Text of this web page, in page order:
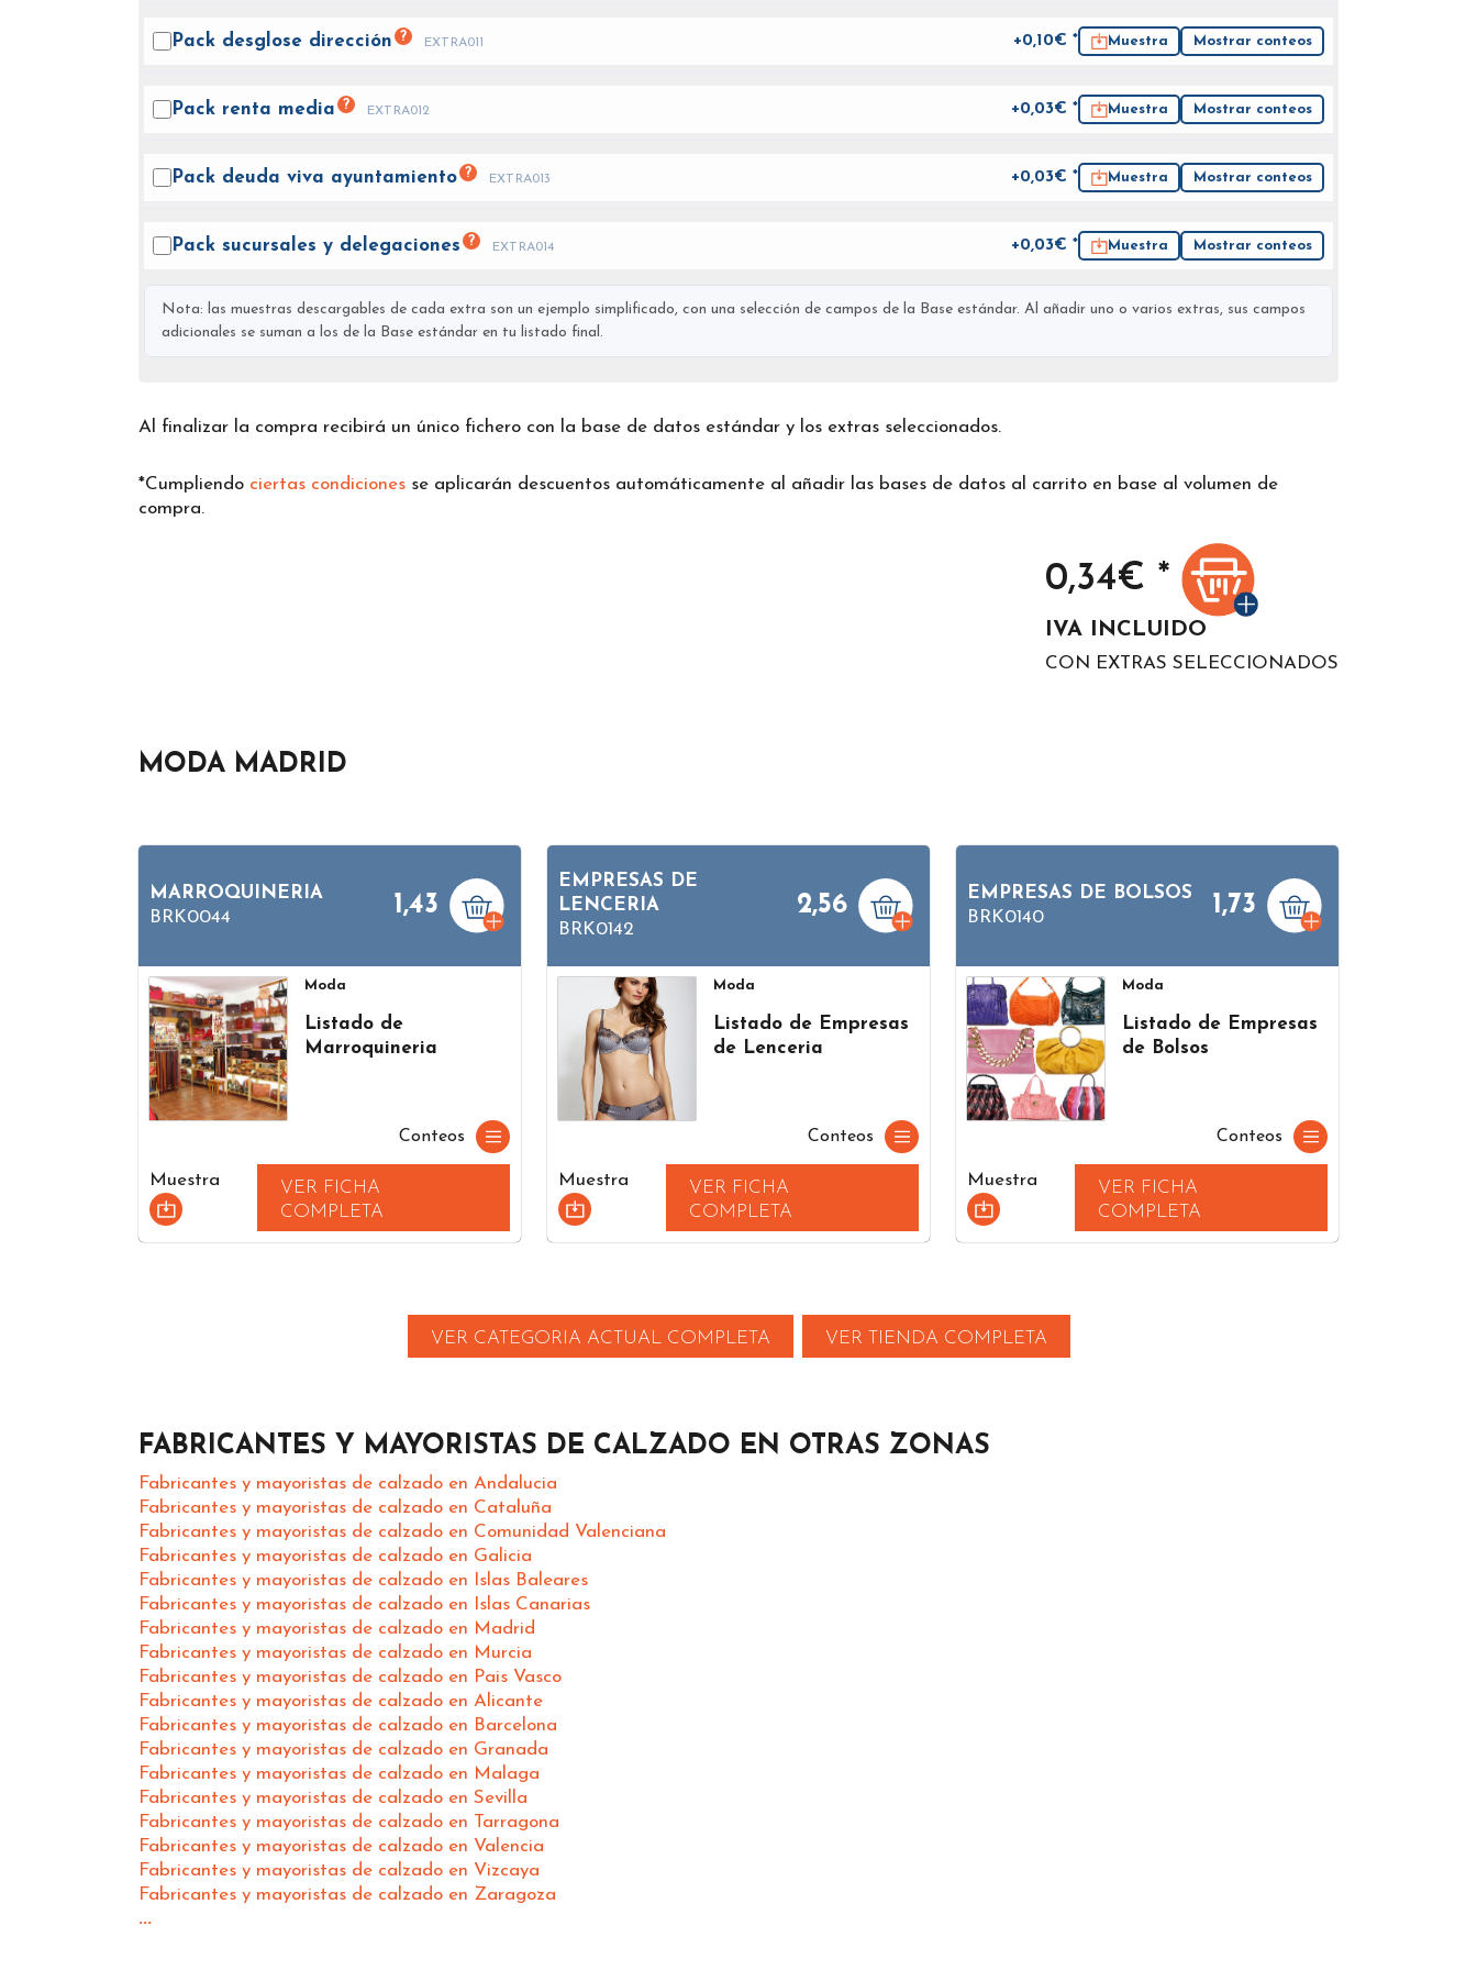
Pack desglose dirección ? EXTRA011 +0,10€ * Muestra Mostrar conteos
Pack renta media ? EXTRA012 +0,03€ * Muestra Mostrar conteos
Pack deuda viva ayuntamiento ? EXTRA013 +0,03€ * Muestra Mostrar conteos
Pack sucursales y delegaciones ? EXTRA014 +0,03€ * Muestra Mostrar conteos
Nota: las muestras descargables de cada extra son un ejemplo simplificado, con una selección de campos de la Base estándar. Al añadir uno o varios extras, sus campos
adicionales se suman a los de la Base estándar en tu listado final.
Al finalizar la compra recibirá un único fichero con la base de datos estándar y los extras seleccionados.
*Cumpliendo ciertas condiciones se aplicarán descuentos automáticamente al añadir las bases de datos al carrito en base al volumen de
compra.
0,34€ *
IVA INCLUIDO
CON EXTRAS SELECCIONADOS
MODA MADRID
MARROQUINERIA
BRK0044
1,43
Moda
Listado de
Marroquineria
Conteos
Muestra
VER FICHA
COMPLETA
EMPRESAS DE
LENCERIA
BRK0142
2,56
Moda
Listado de Empresas
de Lenceria
Conteos
Muestra
VER FICHA
COMPLETA
EMPRESAS DE BOLSOS
BRK0140
1,73
Moda
Listado de Empresas
de Bolsos
Conteos
Muestra
VER FICHA
COMPLETA
VER CATEGORIA ACTUAL COMPLETA VER TIENDA COMPLETA
FABRICANTES Y MAYORISTAS DE CALZADO EN OTRAS ZONAS
Fabricantes y mayoristas de calzado en Andalucia
Fabricantes y mayoristas de calzado en Cataluña
Fabricantes y mayoristas de calzado en Comunidad Valenciana
Fabricantes y mayoristas de calzado en Galicia
Fabricantes y mayoristas de calzado en Islas Baleares
Fabricantes y mayoristas de calzado en Islas Canarias
Fabricantes y mayoristas de calzado en Madrid
Fabricantes y mayoristas de calzado en Murcia
Fabricantes y mayoristas de calzado en Pais Vasco
Fabricantes y mayoristas de calzado en Alicante
Fabricantes y mayoristas de calzado en Barcelona
Fabricantes y mayoristas de calzado en Granada
Fabricantes y mayoristas de calzado en Malaga
Fabricantes y mayoristas de calzado en Sevilla
Fabricantes y mayoristas de calzado en Tarragona
Fabricantes y mayoristas de calzado en Valencia
Fabricantes y mayoristas de calzado en Vizcaya
Fabricantes y mayoristas de calzado en Zaragoza
...